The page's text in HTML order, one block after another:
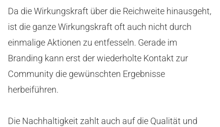
Da die Wirkungskraft über die Reichweite hinausgeht,
ist die ganze Wirkungskraft oft auch nicht durch
einmalige Aktionen zu entfesseln. Gerade im
Branding kann erst der wiederholte Kontakt zur
Community die gewünschten Ergebnisse
herbeiführen.
Die Nachhaltigkeit zahlt auch auf die Qualität und